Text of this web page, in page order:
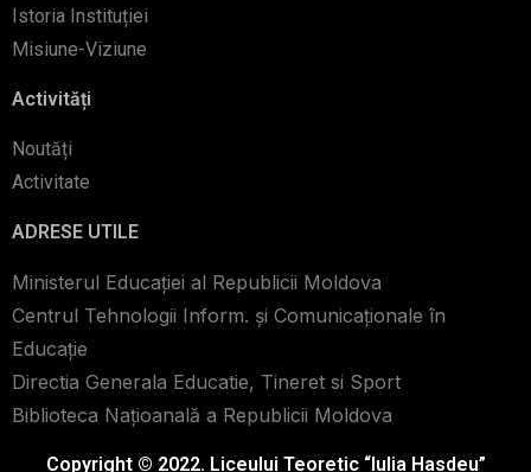
Istoria Instituției
Misiune-Viziune
Activități
Noutăți
Activitate
ADRESE UTILE
Ministerul Educației al Republicii Moldova
Centrul Tehnologii Inform. şi Comunicaţionale în
Educaţie
Directia Generala Educatie, Tineret si Sport
Biblioteca Naţioanală a Republicii Moldova
Copyright © 2022. Liceului Teoretic “Iulia Hasdeu”